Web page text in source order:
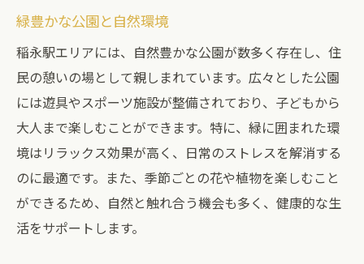
緑豊かな公園と自然環境
稲永駅エリアには、自然豊かな公園が数多く存在し、住
民の憩いの場として親しまれています。広々とした公園
には遊具やスポーツ施設が整備されており、子どもから
大人まで楽しむことができます。特に、緑に囲まれた環
境はリラックス効果が高く、日常のストレスを解消する
のに最適です。また、季節ごとの花や植物を楽しむこと
ができるため、自然と触れ合う機会も多く、健康的な生
活をサポートします。